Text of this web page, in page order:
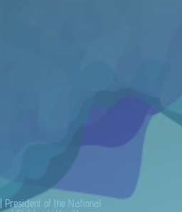
| President of the National